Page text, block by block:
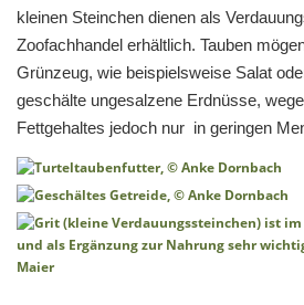
kleinen Steinchen dienen als
Zoofachhandel erhältlich. Tauben
Grünzeug, wie beispielsweise Salat
geschälte ungesalzene Erdnüsse,
Fettgehaltes jedoch nur in geringen